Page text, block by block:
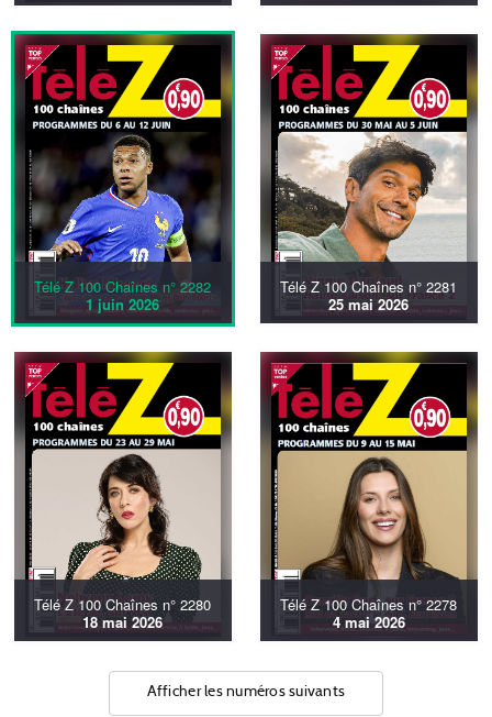
Télé Z 100 Chaînes n° 2282
1 juin 2026
Télé Z 100 Chaînes n° 2281
25 mai 2026
Télé Z 100 Chaînes n° 2280
18 mai 2026
Télé Z 100 Chaînes n° 2278
4 mai 2026
Afficher les numéros suivants